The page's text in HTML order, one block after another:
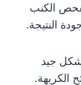
الكنب
النتيجة.
جيد
الكريهة.